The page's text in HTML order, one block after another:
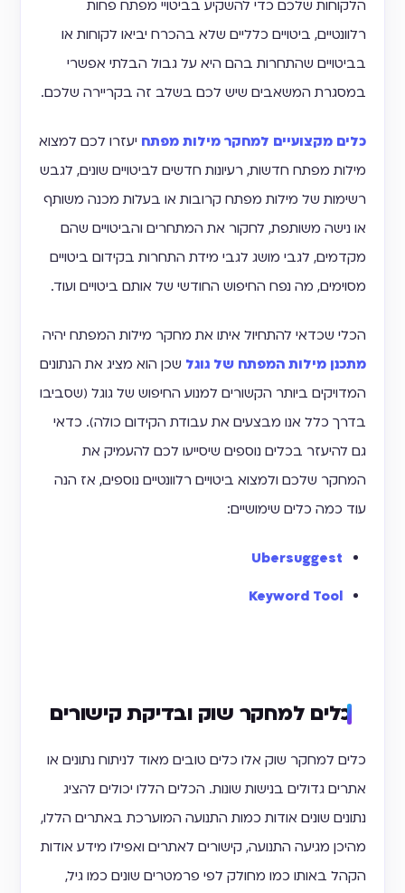
הלקוחות שלכם כדי להשקיע בביטויי מפתח פחות
רלוונטיים, ביטויים כלליים שלא בהכרח יביאו לקוחות או
בביטויים שהתחרות בהם היא על גבול הבלתי אפשרי
במסגרת המשאבים שיש לכם בשלב זה בקריירה שלכם.
כלים מקצועיים למחקר מילות מפתח יעזרו לכם למצוא
מילות מפתח חדשות, רעיונות חדשים לביטויים שונים, לגבש
רשימות של מילות מפתח קרובות או בעלות מכנה משותף
או נישה משותפת, לחקור את המתחרים והביטויים שהם
מקדמים, לגבי מושג לגבי מידת התחרות בקידום ביטויים
מסוימים, מה נפח החיפוש החודשי של אותם ביטויים ועוד.
הכלי שכדאי להתחיול איתו את מחקר מילות המפתח יהיה
מתכנן מילות המפתח של גוגל שכן הוא מציג את הנתונים
המדויקים ביותר הקשורים למנוע החיפוש של גוגל (שסביבו
בדרך כלל אנו מבצעים את עבודת הקידום כולה). כדאי
גם להיעזר בכלים נוספים שיסייעו לכם להעמיק את
המחקר שלכם ולמצוא ביטויים רלוונטיים נוספים, אז הנה
עוד כמה כלים שימושיים:
Ubersuggest
Keyword Tool
כלים למחקר שוק ובדיקת קישורים
כלים למחקר שוק אלו כלים טובים מאוד לניתוח נתונים או
אתרים גדולים בנישות שונות. הכלים הללו יכולים להציג
נתונים שונים אודות כמות התנועה המוערכת באתרים הללו,
מהיכן מגיעה התנועה, קישורים לאתרים ואפילו מידע אודות
הקהל באותו כמו מחולק לפי פרמטרים שונים כמו גיל,